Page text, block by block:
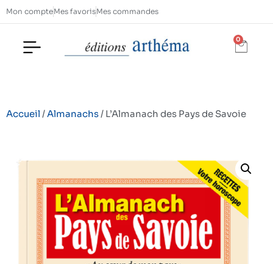
Mon compteMes favorisMes commandes
0
Accueil /Almanachs/ L’Almanach des Pays de Savoie